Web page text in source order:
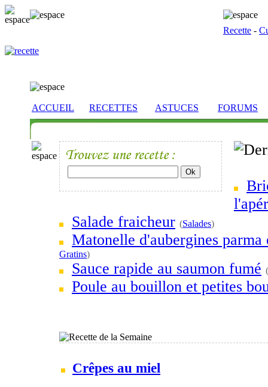
Recette -
ACCUEIL RECETTES ASTUCES FORUMS
Salade fraicheur (Salades)
Matonelle d'aubergines
Gratins)
Sauce rapide au saumon fumé (
Poule au bouillon et petites
Crêpes au miel